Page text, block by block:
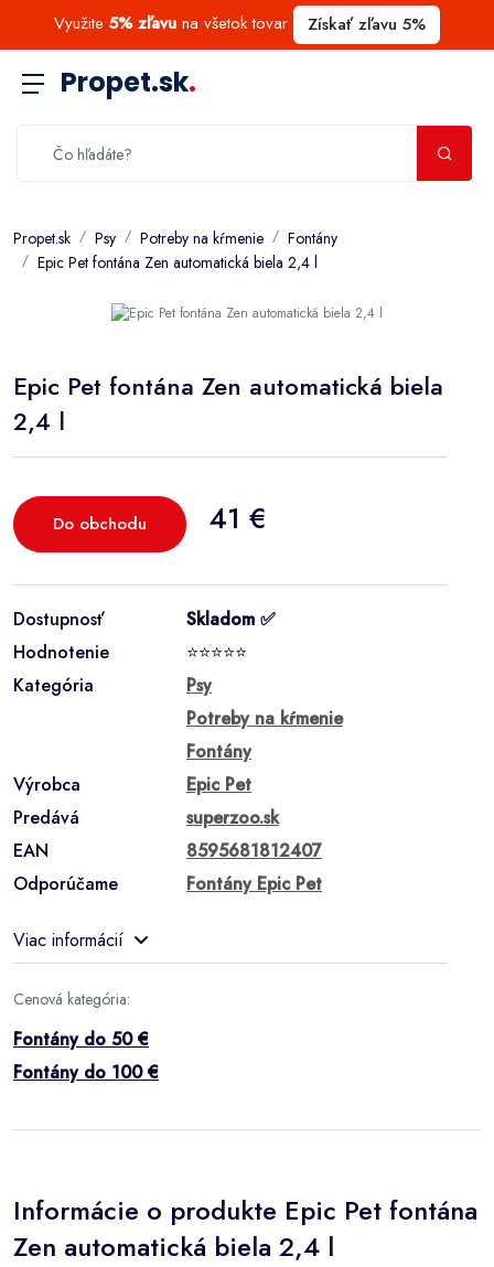
Využite 5% zľavu na všetok tovar Získať zľavu 5%
Propet.sk.
Propet.sk Psy Potreby na kŕmenie
Fontány
Epic Pet fontána Zen automatická biela 2,4 l
Epic Pet fontána Zen automatická biela
2,4 l
Do obchodu 41 €
Dostupnosť
Skladom ✅
Hodnotenie
⭐⭐⭐⭐⭐
Kategória
Psy
Potreby na kŕmenie
Fontány
Výrobca
Epic Pet
Predává
superzoo.sk
EAN
8595681812407
Odporúčame
Fontány Epic Pet
Viac informácií
Cenová kategória:
Fontány do 50 €
Fontány do 100 €
Informácie o produkte Epic Pet fontána
Zen automatická biela 2,4 l